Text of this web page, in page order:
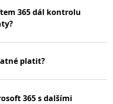
365 dál kontrolu
platit?
365 s dalšími